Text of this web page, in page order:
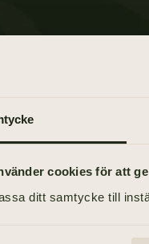
cookies för att
ditt samtycke till